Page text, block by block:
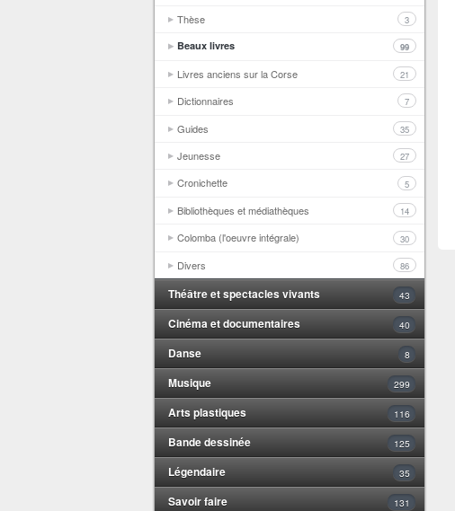
Thèse 3
Beaux livres 99
Livres anciens sur la Corse 21
Dictionnaires 7
Guides 35
Jeunesse 27
Cronichette 5
Bibliothèques et médiathèques 14
Colomba (l'oeuvre intégrale) 30
Divers 86
Théâtre et spectacles vivants 43
Cinéma et documentaires 40
Danse 8
Musique 299
Arts plastiques 116
Bande dessinée 125
Légendaire 35
Savoir faire 131